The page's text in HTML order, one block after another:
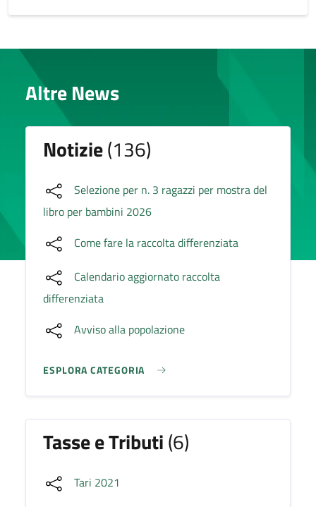
Altre News
Notizie(136)
Selezione per n. 3 ragazzi per mostra del
libro per bambini 2026
Come fare la raccolta differenziata
Calendario aggiornato raccolta
differenziata
Avviso alla popolazione
ESPLORA CATEGORIA
Tasse e Tributi(6)
Tari 2021